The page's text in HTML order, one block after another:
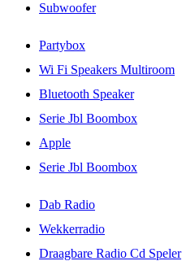
Subwoofer
Partybox
Wi Fi Speakers Multiroom
Bluetooth Speaker
Serie Jbl Boombox
Apple
Serie Jbl Boombox
Dab Radio
Wekkerradio
Draagbare Radio Cd Speler